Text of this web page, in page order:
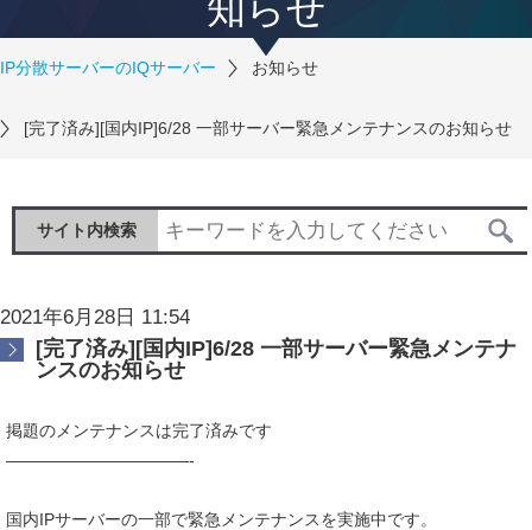
知らせ
IP分散サーバーのIQサーバー お知らせ
[完了済み][国内IP]6/28 一部サーバー緊急メンテナンスのお知らせ
サイト内検索
2021年6月28日 11:54
[完了済み][国内IP]6/28 一部サーバー緊急メンテナ
ンスのお知らせ
掲題のメンテナンスは完了済みです
———————————-
国内IPサーバーの一部で緊急メンテナンスを実施中です。